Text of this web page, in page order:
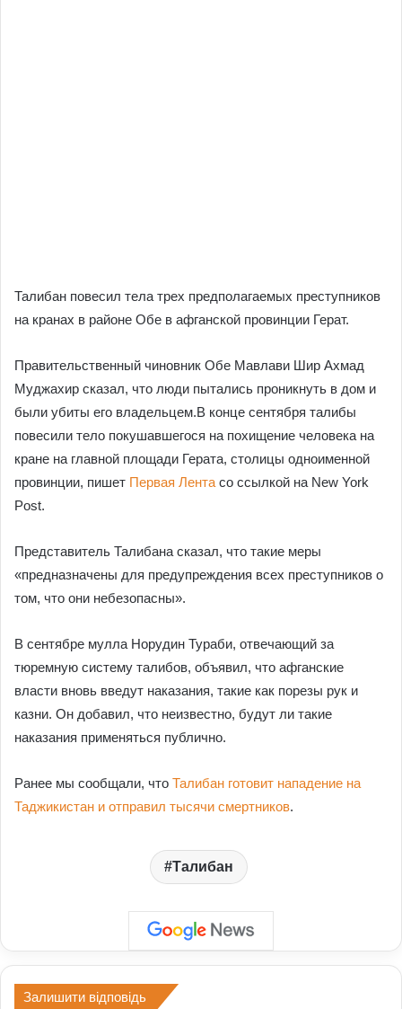
Талибан повесил тела трех предполагаемых преступников
на кранах в районе Обе в афганской провинции Герат.
Правительственный чиновник Обе Мавлави Шир Ахмад
Муджахир сказал, что люди пытались проникнуть в дом и
были убиты его владельцем.В конце сентября талибы
повесили тело покушавшегося на похищение человека на
кране на главной площади Герата, столицы одноименной
провинции, пишет Первая Лента со ссылкой на New York
Post.
Представитель Талибана сказал, что такие меры
«предназначены для предупреждения всех преступников о
том, что они небезопасны».
В сентябре мулла Норудин Тураби, отвечающий за
тюремную систему талибов, объявил, что афганские
власти вновь введут наказания, такие как порезы рук и
казни. Он добавил, что неизвестно, будут ли такие
наказания применяться публично.
Ранее мы сообщали, что Талибан готовит нападение на
Таджикистан и отправил тысячи смертников.
Талибан
Залишити відповідь